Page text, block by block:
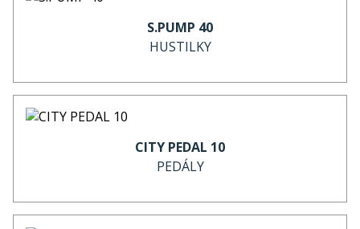
S.PUMP 40
HUSTILKY
CITY PEDAL 10
PEDÁLY